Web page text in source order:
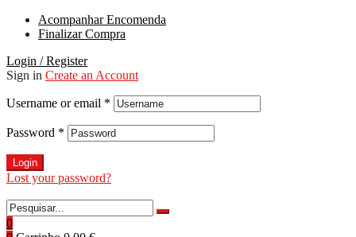
Acompanhar Encomenda
Finalizar Compra
Login / Register
Sign in Create an Account
Username or email *
Password *
Login
Lost your password?
0